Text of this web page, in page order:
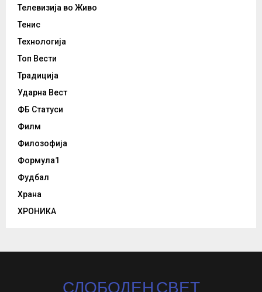
Телевизија во Живо
Тенис
Технологија
Топ Вести
Традиција
Ударна Вест
ФБ Статуси
Филм
Филозофија
Формула1
Фудбал
Храна
ХРОНИКА